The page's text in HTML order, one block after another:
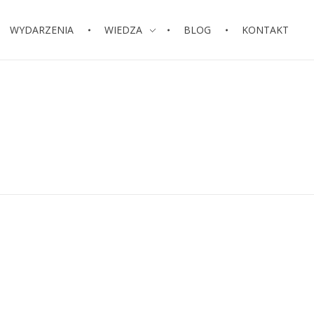
WYDARZENIA WIEDZA BLOG KONTAKT